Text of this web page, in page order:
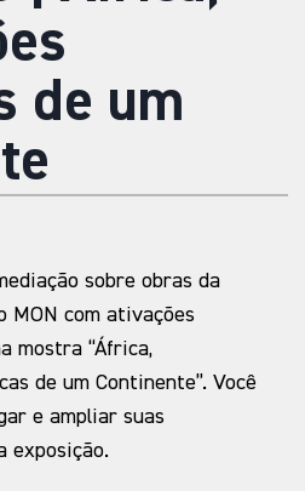
de um
sobre obras da
MON com ativações
mostra “África,
de um Continente”. Você
e ampliar suas
exposição.